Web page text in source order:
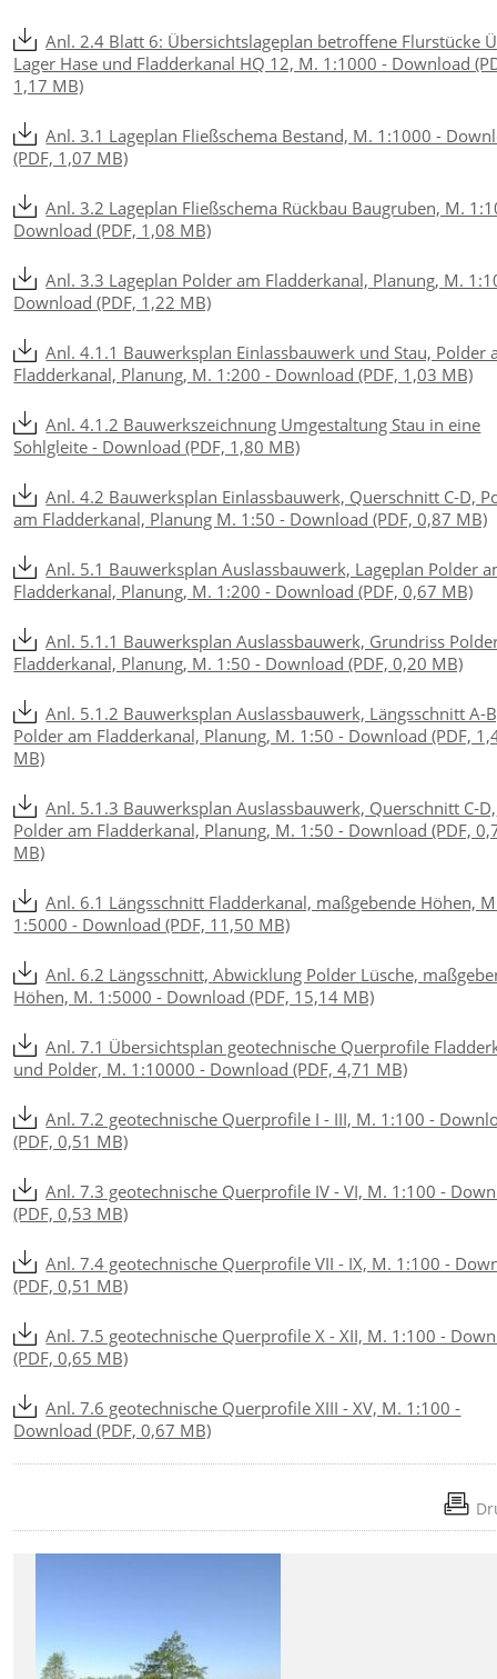
Anl. 2.4 Blatt 6: Übersichtslageplan betroffene Flurstücke
Lager Hase und Fladderkanal HQ 12, M. 1:1000 - Download
1,17 MB)
Anl. 3.1 Lageplan Fließschema Bestand, M. 1:1000 -
(PDF, 1,07 MB)
Anl. 3.2 Lageplan Fließschema Rückbau Baugruben, M.
Download (PDF, 1,08 MB)
Anl. 3.3 Lageplan Polder am Fladderkanal, Planung, M.
Download (PDF, 1,22 MB)
Anl. 4.1.1 Bauwerksplan Einlassbauwerk und Stau, Polder
Fladderkanal, Planung, M. 1:200 - Download (PDF, 1,03 MB)
Anl. 4.1.2 Bauwerkszeichnung Umgestaltung Stau in eine
Sohlgleite - Download (PDF, 1,80 MB)
Anl. 4.2 Bauwerksplan Einlassbauwerk, Querschnitt C-D,
am Fladderkanal, Planung M. 1:50 - Download (PDF, 0,87 MB)
Anl. 5.1 Bauwerksplan Auslassbauwerk, Lageplan Polder
Fladderkanal, Planung, M. 1:200 - Download (PDF, 0,67 MB)
Anl. 5.1.1 Bauwerksplan Auslassbauwerk, Grundriss
Fladderkanal, Planung, M. 1:50 - Download (PDF, 0,20 MB)
Anl. 5.1.2 Bauwerksplan Auslassbauwerk, Längsschnitt A-
Polder am Fladderkanal, Planung, M. 1:50 - Download (PDF,
MB)
Anl. 5.1.3 Bauwerksplan Auslassbauwerk, Querschnitt C-D,
Polder am Fladderkanal, Planung, M. 1:50 - Download (PDF,
MB)
Anl. 6.1 Längsschnitt Fladderkanal, maßgebende Höhen,
1:5000 - Download (PDF, 11,50 MB)
Anl. 6.2 Längsschnitt, Abwicklung Polder Lüsche,
Höhen, M. 1:5000 - Download (PDF, 15,14 MB)
Anl. 7.1 Übersichtsplan geotechnische Querprofile
und Polder, M. 1:10000 - Download (PDF, 4,71 MB)
Anl. 7.2 geotechnische Querprofile I - III, M. 1:100 -
(PDF, 0,51 MB)
Anl. 7.3 geotechnische Querprofile IV - VI, M. 1:100 -
(PDF, 0,53 MB)
Anl. 7.4 geotechnische Querprofile VII - IX, M. 1:100 -
(PDF, 0,51 MB)
Anl. 7.5 geotechnische Querprofile X - XII, M. 1:100 -
(PDF, 0,65 MB)
Anl. 7.6 geotechnische Querprofile XIII - XV, M. 1:100 -
Download (PDF, 0,67 MB)